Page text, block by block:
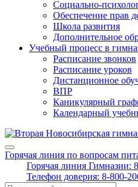
Социально-
Обеспечение прав
Школа развития
Дополнительное
Учебный процесс в
Расписание звонков
Расписание уроков
Дистанционное
ВПР
Каникулярный
Календарный
Горячая линия по вопросам
Горячая линия Гимназии:
Телефон доверия: 8-800-